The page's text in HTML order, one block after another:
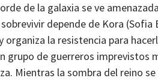
de la galaxia se ve
sobrevivir depende de Kora
organiza la resistencia para
grupo de guerreros imprevistos
Mientras la sombra del reino